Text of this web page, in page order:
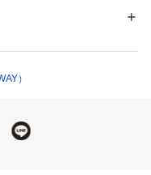
ら、体温調整がまだ難
いるような安心感を与
地よさを実感できま
）